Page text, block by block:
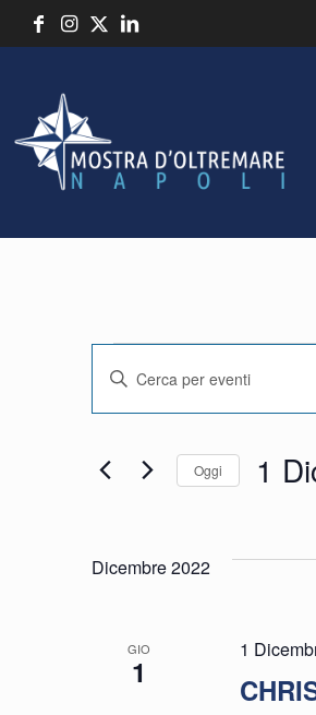
Eventi
e
viste
Inserisci
Cerca
Parola
Oggi 1
Dicembre 2022
GIO
1
1